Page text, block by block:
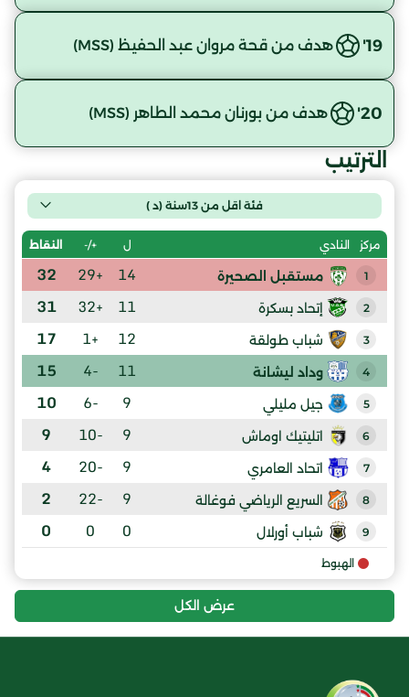
19' هدف من قحة مروان عبد الحفيظ (MSS)
20' هدف من بورنان محمد الطاهر (MSS)
الترتيب
فئة اقل من 13سنة (د )
مركز النادي ل +/- النقاط
1 مستقبل الصحيرة 14
+29
32
2 إتحاد بسكرة 11
+32
31
3 شباب طولقة 12
+1
17
4 وداد ليشانة 11
-4
15
5 جيل مليلي 9
-6
10
6 اتليتيك اوماش 9
-10
9
7 اتحاد العامري 9
-20
4
8 السريع الرياضي فوغالة 9
-22
2
9 شباب أورلال 0
0
0
الهبوط
عرض الكل